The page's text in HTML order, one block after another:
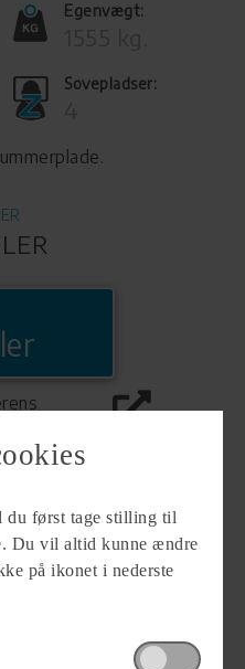
Egenvægt:
Sovepladser:
du først tage stilling til
Du vil altid kunne ændre
på ikonet i nederste